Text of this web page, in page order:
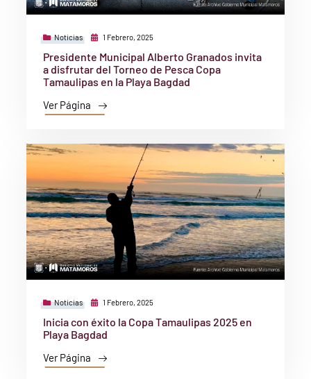
Noticias 1 Febrero, 2025
Presidente Municipal Alberto Granados invita
a disfrutar del Torneo de Pesca Copa
Tamaulipas en la Playa Bagdad
Ver Página
Noticias 1 Febrero, 2025
Inicia con éxito la Copa Tamaulipas 2025 en
Playa Bagdad
Ver Página